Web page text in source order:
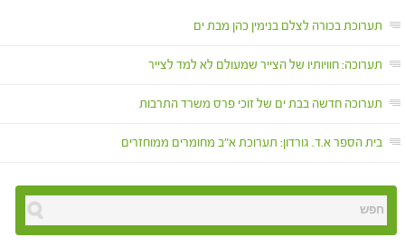
תערוכת בכורה לצלם בנימין כהן מבת ים
תערוכה: חוויותיו של הצייר שמעולם לא למד לצייר
תערוכה חדשה בבת ים של זוכי פרס משרד התרבות
בית הספר א.ד. גורדון: תערוכת א"ב מחומרים ממוחזרים